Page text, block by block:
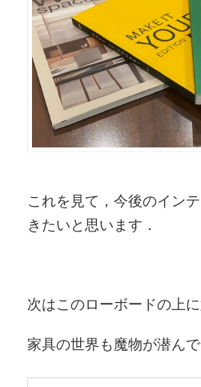
これを見て，今後のイン
きたいと思います．
次はこのローボードの上
家具の世界も魔物が潜んで